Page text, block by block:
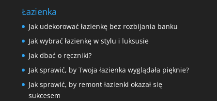
Łazienka
Jak udekorować łazienkę bez rozbijania banku
Jak wybrać łazienkę w stylu i luksusie
Jak dbać o ręczniki?
Jak sprawić, by Twoja łazienka wyglądała pięknie?
Jak sprawić, by remont łazienki okazał się
sukcesem